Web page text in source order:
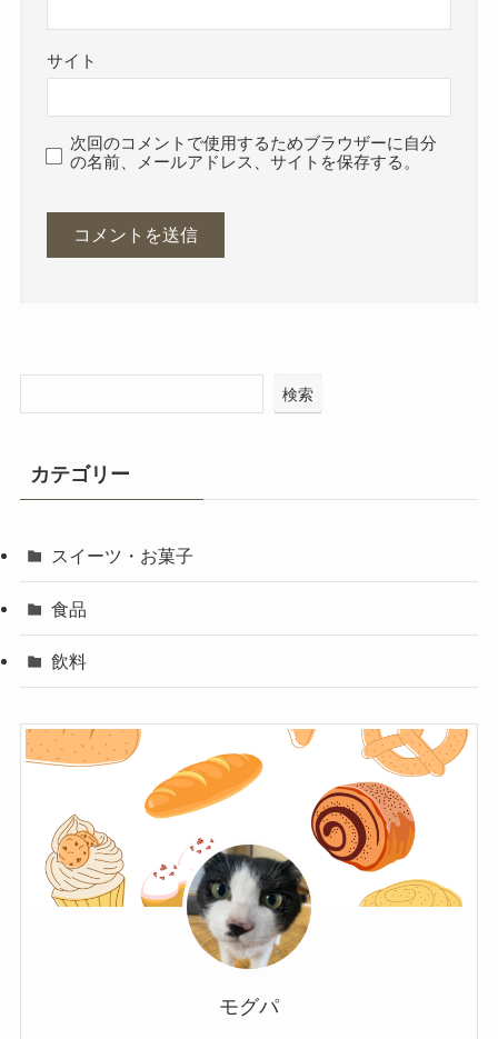
サイト
次回のコメントで使用するためブラウザーに自分
の名前、メールアドレス、サイトを保存する。
検索
カテゴリー
スイーツ・お菓子
食品
飲料
モグパ